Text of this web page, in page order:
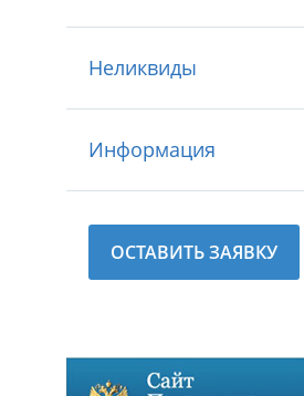
Неликвиды
Информация
ОСТАВИТЬ ЗАЯВКУ